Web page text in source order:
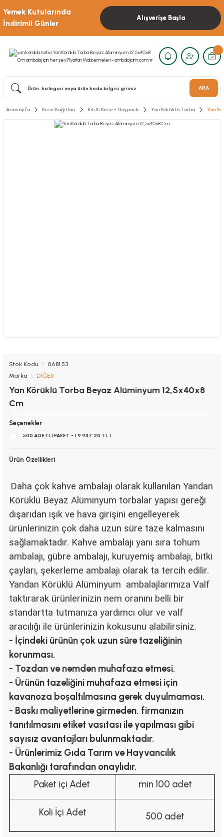
Yemek Kutularında
İndirimli Günler
Alışverişe Başla
ARA
Anasayfa Kese Kağıtları Kilitli Kese - Doypack Yan Körüklü Torba Yan
Stok Kodu
0681.53
Marka
DİĞER
Yan Körüklü Torba Beyaz Alüminyum 12,5x40x8
Cm
Seçenekler
500 ADETLİ PAKET - ( 9.937,20 TL )
Ürün Özellikleri
Daha çok kahve ambalajı olarak kullanılan Yandan
Körüklü Beyaz Alüminyum torbalar yapısı gereği
dışarıdan ışık ve hava girişini engelleyerek
ürünlerinizin çok daha uzun süre taze kalmasını
sağlamaktadır. Kahve ambalajı yanı sıra tohum
ambalajı, gübre ambalajı, kuruyemiş ambalajı, bitki
çayları, şekerleme ambalajı olarak ta tercih edilir.
Yandan Körüklü Alüminyum ambalajlarımıza Valf
taktırarak ürünlerinizin nem oranını belli bir
standartta tutmanıza yardımcı olur ve valf
aracılığı ile ürünlerinizin kokusunu alabilirsiniz.
- İçindeki ürünün çok uzun süre tazeliğinin
korunması,
- Tozdan ve nemden muhafaza etmesi,
- Ürünün tazeliğini muhafaza etmesi için
kavanoza boşaltılmasına gerek duyulmaması,
- Baskı maliyetlerine girmeden, firmanızın
tanıtılmasını etiket vasıtası ile yapılması gibi
sayısız avantajları bulunmaktadır.
- Ürünlerimiz Gıda Tarım ve Hayvancılık
Bakanlığı tarafından onaylıdır.
Paket içi Adet
min 100 adet
Koli İçi Adet 500 adet